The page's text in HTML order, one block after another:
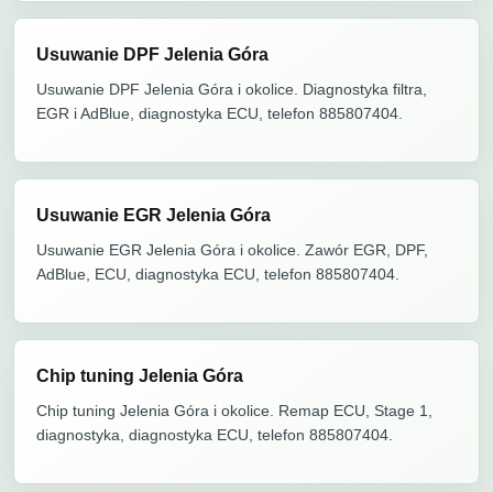
Usuwanie DPF Jelenia Góra
Usuwanie DPF Jelenia Góra i okolice. Diagnostyka filtra,
EGR i AdBlue, diagnostyka ECU, telefon 885807404.
Usuwanie EGR Jelenia Góra
Usuwanie EGR Jelenia Góra i okolice. Zawór EGR, DPF,
AdBlue, ECU, diagnostyka ECU, telefon 885807404.
Chip tuning Jelenia Góra
Chip tuning Jelenia Góra i okolice. Remap ECU, Stage 1,
diagnostyka, diagnostyka ECU, telefon 885807404.